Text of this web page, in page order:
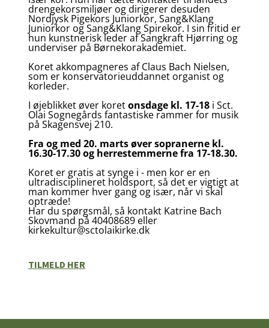
drengekorsmiljøer og dirigerer desuden
Nordjysk Pigekors Juniorkor, Sang&Klang
Juniorkor og Sang&Klang Spirekor. I sin fritid er
hun kunstnerisk leder af Sangkraft Hjørring og
underviser på Børnekorakademiet.
Koret akkompagneres af Claus Bach Nielsen,
som er konservatorieuddannet organist og
korleder.
I øjeblikket øver koretonsdage kl. 17-18 i Sct.
Olai Sognegårds fantastiske rammer for musik
på Skagensvej 210.
Fra og med 20. marts øver sopranerne kl.
16.30-17.30 og herrestemmerne fra 17-18.30.
Koret er gratis at synge i - men kor er en
ultradisciplineret holdsport, så det er vigtigt at
man kommer hver gang og især, når vi skal
optræde!
Har du spørgsmål, så kontakt Katrine Bach
Skovmand på 40408689 eller
kirkekultur@sctolaikirke.dk
TILMELD HER